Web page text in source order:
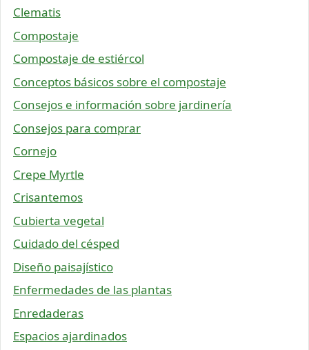
Clematis
Compostaje
Compostaje de estiércol
Conceptos básicos sobre el compostaje
Consejos e información sobre jardinería
Consejos para comprar
Cornejo
Crepe Myrtle
Crisantemos
Cubierta vegetal
Cuidado del césped
Diseño paisajístico
Enfermedades de las plantas
Enredaderas
Espacios ajardinados